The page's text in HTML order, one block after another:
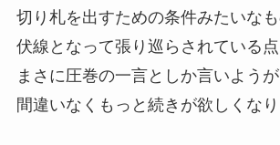
切り札を出すための条件みたいな
伏線となって張り巡らされている点
まさに圧巻の一言としか言いようが
間違いなくもっと続きが欲しくなり